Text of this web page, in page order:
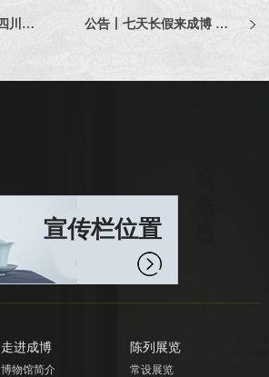
环球自然日|2019年四川赛区颁奖典礼 等你闪耀！ 公告丨七天长假来成博 国庆期间精彩多
宣传栏位置
走进成博
博物馆简介
陈列展览
常设展览